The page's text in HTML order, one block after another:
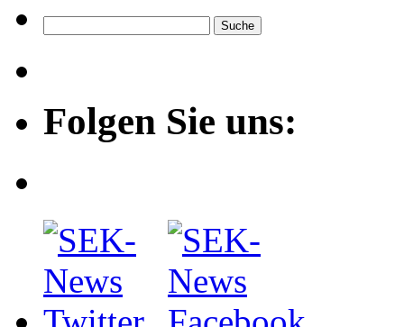
Folgen Sie uns: